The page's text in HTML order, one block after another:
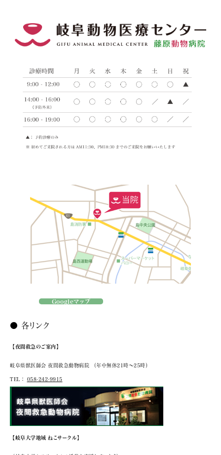
Googleマップ
● 各リンク
【夜間救急のご案内】
岐阜県獣医師会 夜間救急動物病院 （年中無休21時～25時）
TEL： 058-242-9915
【岐阜大学地域 ねこサークル】